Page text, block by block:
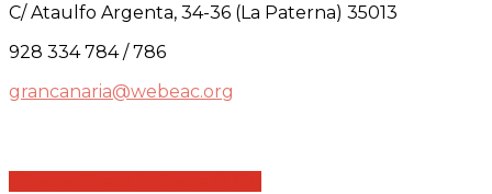
C/ Ataulfo Argenta, 34-36 (La Paterna) 35013
928 334 784 / 786
grancanaria@webeac.org